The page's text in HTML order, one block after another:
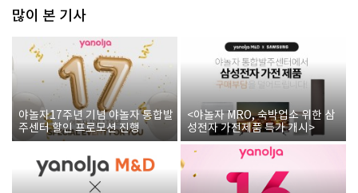
많이 본 기사
야놀자17주년 기념 야놀자 통합발
주센터 할인 프로모션 진행
<야놀자 MRO, 숙박업소 위한 삼
성전자 가전제품 특가 개시>